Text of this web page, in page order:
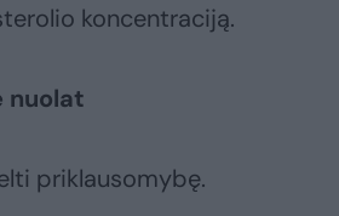
koncentraciją.
nuolat
priklausomybę.